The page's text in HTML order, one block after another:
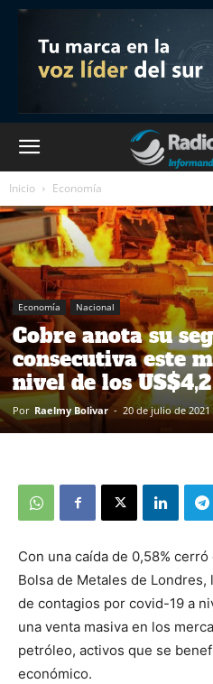
Inicio Economía
Economía Nacional
Cobre anota su
consecutiva este
nivel de los
Por Raelmy Bolivar - 20 de julio de 2021
Con una caída de 0,58%
Bolsa de Metales de
de contagios por covid-19 a
una venta masiva en los
petróleo, activos que se
económico.